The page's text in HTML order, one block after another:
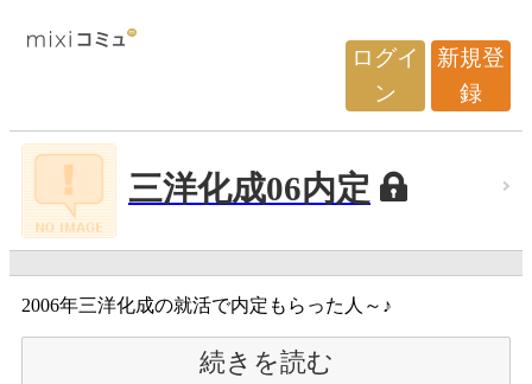
ログイ
ン
新規登
録
三洋化成06内定
2006年三洋化成の就活で内定もらった人～♪
続きを読む